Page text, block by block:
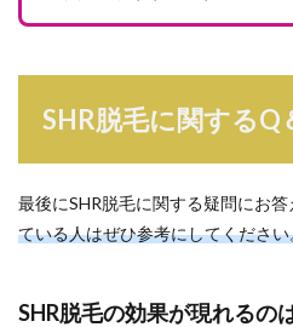
SHR脱毛に関するQ
最後にSHR脱毛に関する疑問にお答
ている人はぜひ参考にしてください
SHR脱毛の効果が現れるの